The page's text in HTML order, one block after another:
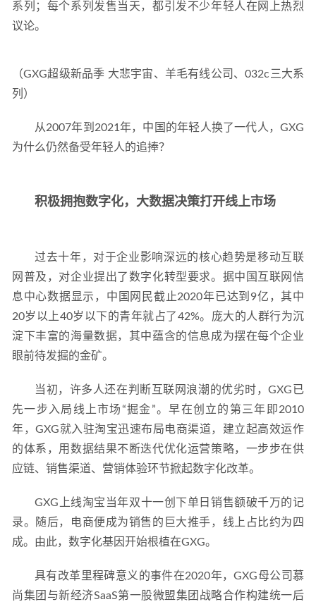
系列；每个系列发售当天，都引发不少年轻人在网上热烈
议论。
（GXG超级新品季 大悲宇宙、羊毛有线公司、032c三大系
列）
从2007年到2021年，中国的年轻人换了一代人，GXG
为什么仍然备受年轻人的追捧？
积极拥抱数字化，大数据决策打开线上市场
过去十年，对于企业影响深远的核心趋势是移动互联
网普及，对企业提出了数字化转型要求。据中国互联网信
息中心数据显示，中国网民截止2020年已达到9亿，其中
20岁以上40岁以下的青年就占了42%。庞大的人群行为沉
淀下丰富的海量数据，其中蕴含的信息成为摆在每个企业
眼前待发掘的金矿。
当初，许多人还在判断互联网浪潮的优劣时，GXG已
先一步入局线上市场“掘金”。早在创立的第三年即2010
年，GXG就入驻淘宝迅速布局电商渠道，建立起高效运作
的体系，用数据结果不断迭代优化运营策略，一步步在供
应链、销售渠道、营销体验环节掀起数字化改革。
GXG上线淘宝当年双十一创下单日销售额破千万的记
录。随后，电商便成为销售的巨大推手，线上占比约为四
成。由此，数字化基因开始根植在GXG。
具有改革里程碑意义的事件在2020年，GXG母公司慕
尚集团与新经济SaaS第一股微盟集团战略合作构建统一后